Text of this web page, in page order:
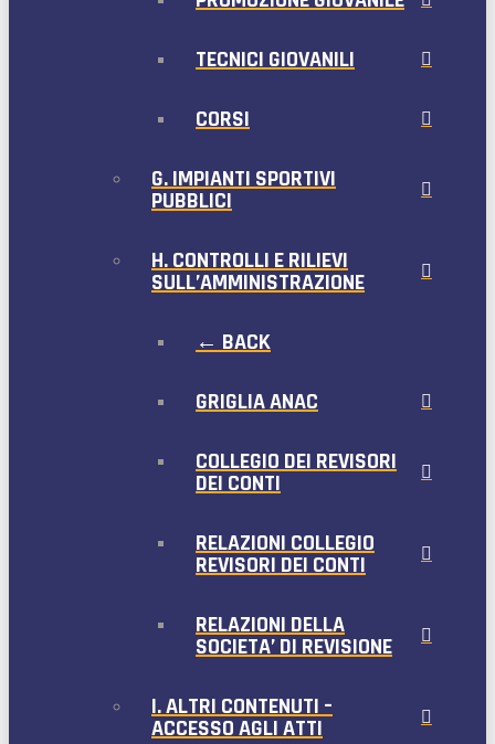
TECNICI GIOVANILI
CORSI
G. IMPIANTI SPORTIVI
PUBBLICI
H. CONTROLLI E RILIEVI
SULL’AMMINISTRAZIONE
← BACK
GRIGLIA ANAC
COLLEGIO DEI REVISORI
DEI CONTI
RELAZIONI COLLEGIO
REVISORI DEI CONTI
RELAZIONI DELLA
SOCIETA’ DI REVISIONE
I. ALTRI CONTENUTI –
ACCESSO AGLI ATTI